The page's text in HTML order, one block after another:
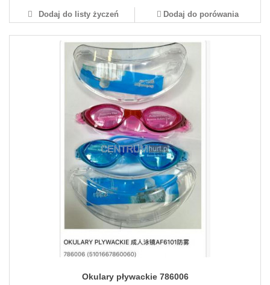
Dodaj do listy życzeń Dodaj do porówania
Okulary pływackie 786006